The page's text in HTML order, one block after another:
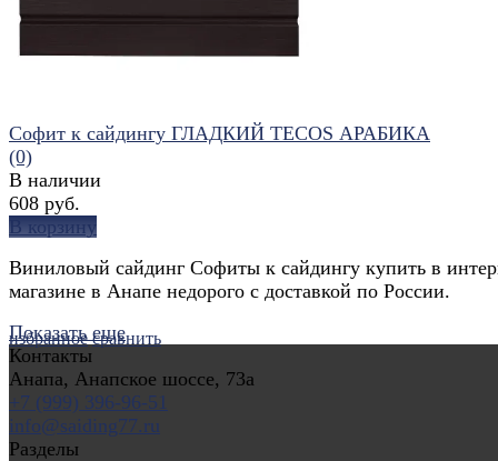
избранное сравнить
Софит к сайдингу ГЛАДКИЙ TECOS АРАБИКА
(0)
В наличии
608 руб.
В корзину
Виниловый сайдинг Софиты к сайдингу купить в
магазине в Анапе недорого с доставкой по России.
Показать еще
Контакты
Анапа, Анапское шоссе, 73а
+7 (999) 396-96-51
info@saiding77.ru
Разделы